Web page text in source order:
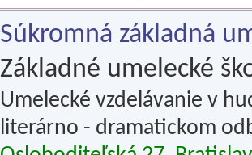
Súkromná základná
Základné umelecké
Umelecké vzdelávanie v
literárno - dramatickom